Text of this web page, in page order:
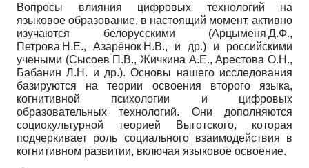
Вопросы влияния цифровых технологий на
языковое образование, в настоящий момент, активно
изучаются белорусскими (Арцыменя Д.Ф.,
Петрова Н.Е., Азарёнок Н.В., и др.) и российскими
учеными (Сысоев П.В., Жичкина А.Е., Арестова О.Н.,
Бабанин Л.Н. и др.). Основы нашего исследования
базируются на теории освоения второго языка,
когнитивной психологии и цифровых
образовательных технологий. Они дополняются
социокультурной теорией Выготского, которая
подчеркивает роль социального взаимодействия в
когнитивном развитии, включая языковое освоение.